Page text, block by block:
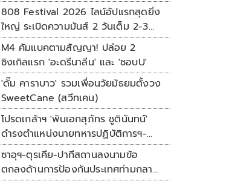
808 Festival 2026 ไลน์อัปแรกสุดยิ่ง
ใหญ่ ระเบิดความมันส์ 2 วันเต็ม 2-3
ต.ค.นี้
M4 คัมแบคตามสัญญา! ปล่อย 2
ซิงเกิลแรก 'อะดรีนาลีน' และ 'ชอบU'
'ดั๊ม คาราบาว' รวมเพื่อนวัยมัธยมตั้งวง
SweetCane (สวีทเคน)
โปรดเกล้าฯ 'พันเอกสุภัทร ชูตินันทน์'
ดำรงตำแหน่งนายทหารปฏิบัติการฯ-
พระราชทานยศ 'พลตรี'
ซาอุฯ-ตุรเคีย-ปากีสถานลงนามข้อ
ตกลงด้านการป้องกันประเทศท่ามกลาง